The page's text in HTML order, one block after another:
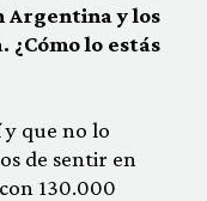
Argentina y los
¿Cómo lo estás
y que no lo
de sentir en
130.000